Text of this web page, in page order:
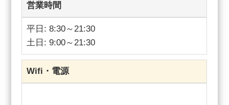
営業時間
平日: 8:30～21:30
土日: 9:00～21:30
Wifi・電源